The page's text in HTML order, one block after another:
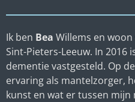
Ik ben Bea Willems en
Sint-Pieters-Leeuw. In
dementie vastgesteld. Op
ervaring als mantelzorger,
kunst en wat er tussen